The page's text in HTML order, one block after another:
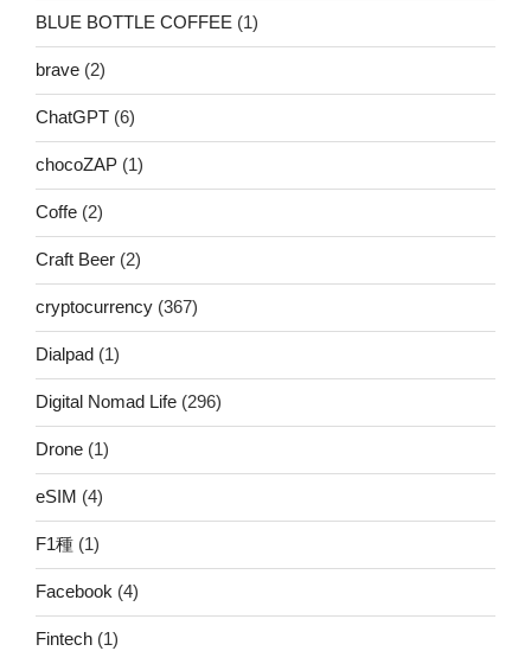
BLUE BOTTLE COFFEE (1)
brave (2)
ChatGPT (6)
chocoZAP (1)
Coffe (2)
Craft Beer (2)
cryptocurrency (367)
Dialpad (1)
Digital Nomad Life (296)
Drone (1)
eSIM (4)
F1種 (1)
Facebook (4)
Fintech (1)